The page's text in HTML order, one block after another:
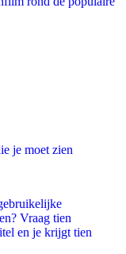
je moet zien
Vraag tien
en je krijgt tien